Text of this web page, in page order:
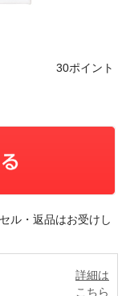
30ポイント
ル・返品はお受けし
詳細は
こちら